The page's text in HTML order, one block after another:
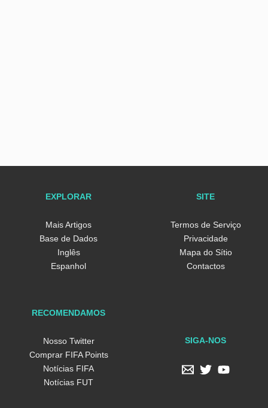
EXPLORAR
Mais Artigos
Base de Dados
Inglês
Espanhol
SITE
Termos de Serviço
Privacidade
Mapa do Sítio
Contactos
RECOMENDAMOS
Nosso Twitter
Comprar FIFA Points
Notícias FIFA
Notícias FUT
SIGA-NOS